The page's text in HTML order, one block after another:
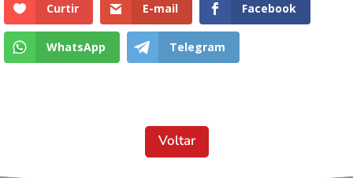
Curtir E-mail Facebook
WhatsApp Telegram
Voltar